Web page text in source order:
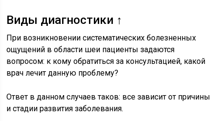
Виды диагностики ↑
При возникновении систематических болезненных
ощущений в области шеи пациенты задаются
вопросом: к кому обратиться за консультацией, какой
врач лечит данную проблему?
Ответ в данном случаев таков: все зависит от причины
и стадии развития заболевания.